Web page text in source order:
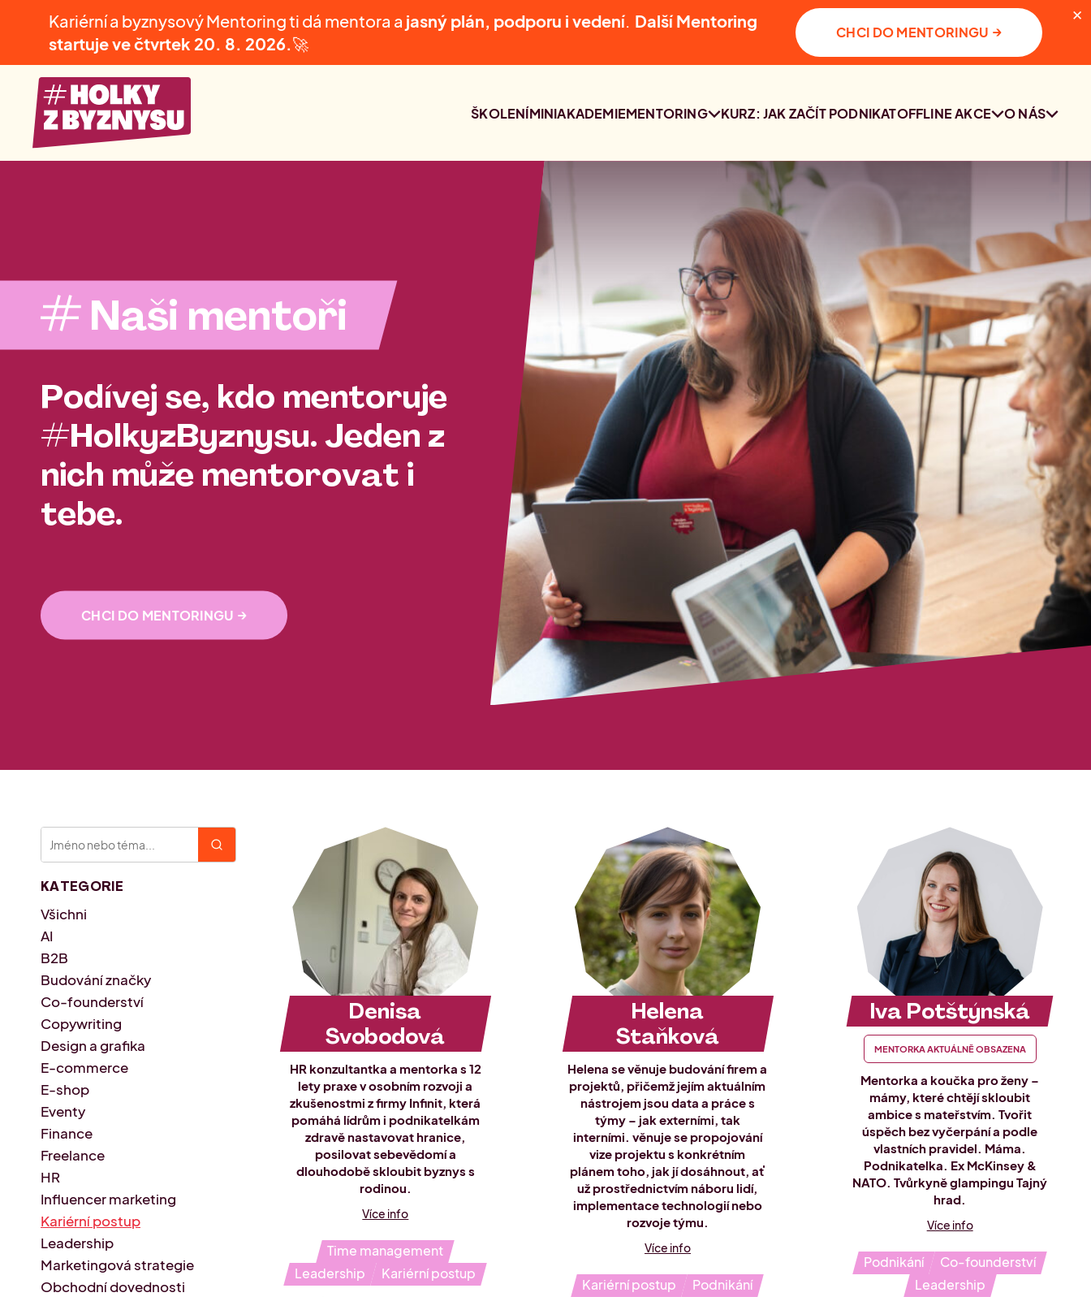
✕
Kariérní a byznysový Mentoring ti dá mentora a jasný plán, podporu i vedení. Další Mentoring
startuje ve čtvrtek 20. 8. 2026.🚀
CHCI DO MENTORINGU →
ŠKOLENÍMINIAKADEMIEMENTORING
MENTORING
KURZ: JAK ZAČÍT PODNIKATOFFLINE AKCE
SETKÁNÍ
KOMUNITY PRAHA
O NÁS
KDO JSME
Naši mentoři
Podívej se, kdo mentoruje
#HolkyzByznysu. Jeden z
nich může mentorovat i
tebe.
CHCI DO MENTORINGU →
KATEGORIE
Všichni
AI
B2B
Budování značky
Co-founderství
Copywriting
Design a grafika
E-commerce
E-shop
Eventy
Finance
Freelance
HR
Influencer marketing
Kariérní postup
Leadership
Marketingová strategie
Obchodní dovednosti
Denisa
Svobodová
HR konzultantka a mentorka s 12
lety praxe v osobním rozvoji a
zkušenostmi z firmy Infinit, která
pomáhá lídrům i podnikatelkám
zdravě nastavovat hranice,
posilovat sebevědomí a
dlouhodobě skloubit byznys s
rodinou.
Více info
Time management
Leadership
Kariérní postup
Helena
Staňková
Helena se věnuje budování firem a
projektů, přičemž jejím aktuálním
nástrojem jsou data a práce s
týmy – jak externími, tak
interními. věnuje se propojování
vize projektu s konkrétním
plánem toho, jak jí dosáhnout, ať
už prostřednictvím náboru lidí,
implementace technologií nebo
rozvoje týmu.
Více info
Kariérní postup Podnikání
Iva Potštýnská
MENTORKA AKTUÁLNĚ OBSAZENA
Mentorka a koučka pro ženy –
mámy, které chtějí skloubit
ambice s mateřstvím. Tvořit
úspěch bez vyčerpání a podle
vlastních pravidel. Máma.
Podnikatelka. Ex McKinsey &
NATO. Tvůrkyně glampingu Tajný
hrad.
Více info
Podnikání
Co-founderství
Leadership